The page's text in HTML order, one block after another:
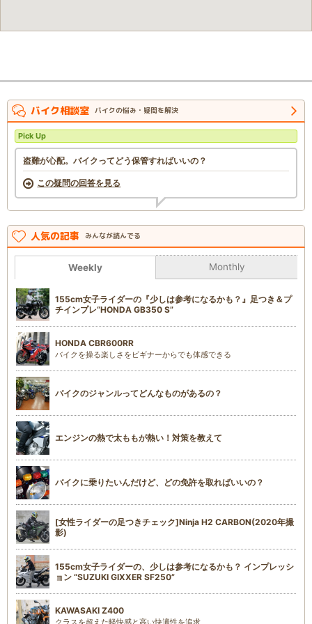
バイク相談室 バイクの悩み・疑問を解決
Pick Up
盗難が心配。バイクってどう保管すればいいの？
この疑問の回答を見る
人気の記事 みんなが読んでる
Weekly Monthly
155cm女子ライダーの『少しは参考になるかも？』足つき＆プ
チインプレ“HONDA GB350 S”
HONDA CBR600RR
バイクを操る楽しさをビギナーからでも体感できる
バイクのジャンルってどんなものがあるの？
エンジンの熱で太ももが熱い！対策を教えて
バイクに乗りたいんだけど、どの免許を取ればいいの？
[女性ライダーの足つきチェック]Ninja H2 CARBON(2020年撮
影)
155cm女子ライダーの、少しは参考になるかも？ インプレッシ
ョン “SUZUKI GIXXER SF250”
KAWASAKI Z400
クラスを超えた軽快感と高い快適性を追求